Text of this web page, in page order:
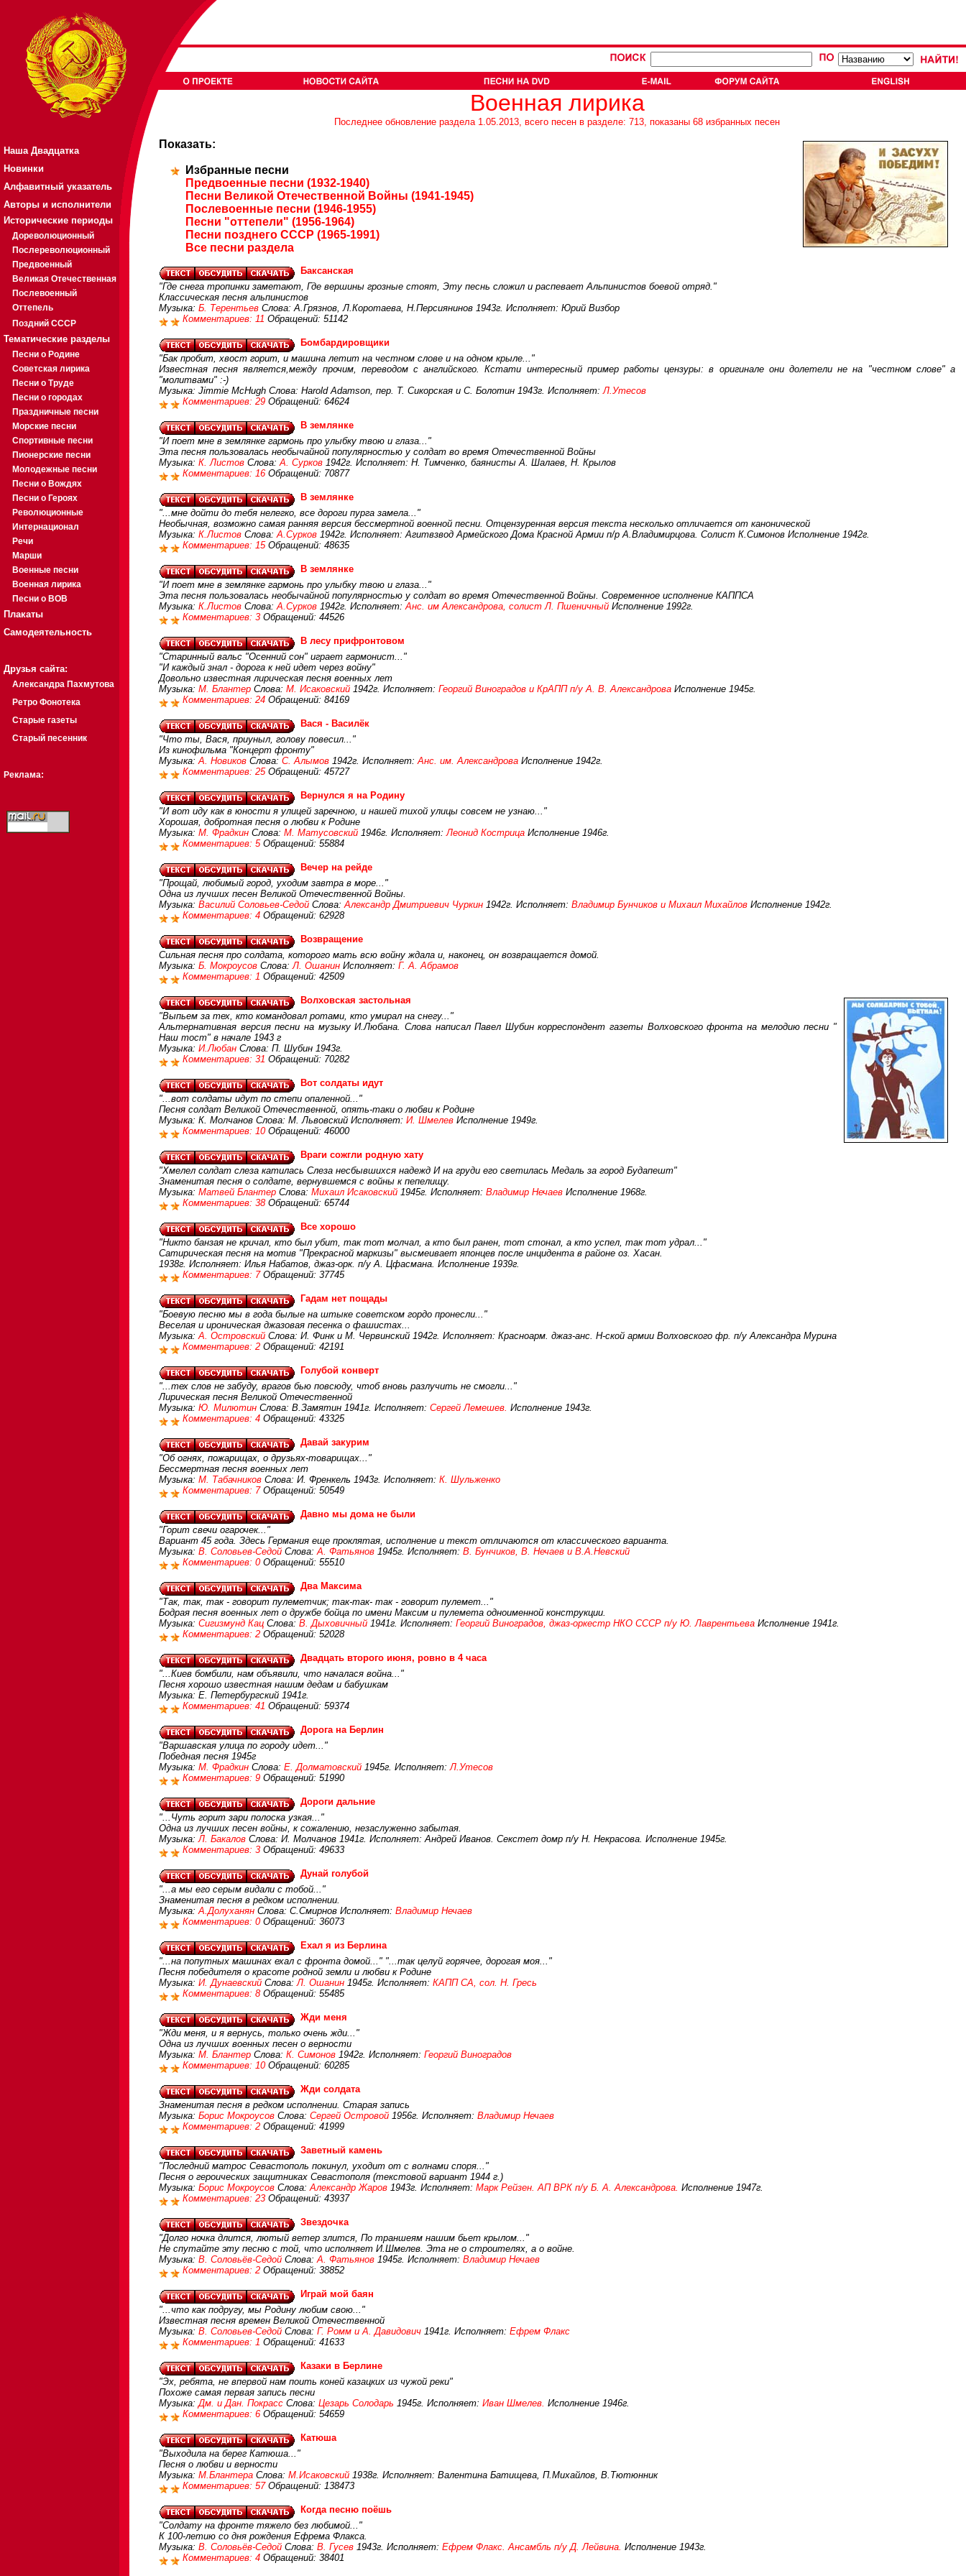
Наша Двадцатка
Новинки
Алфавитный указатель
Авторы и исполнители
Исторические периоды
Дореволюционный
Послереволюционный
Предвоенный
Великая Отечественная
Послевоенный
Оттепель
Поздний СССР
Тематические разделы
Песни о Родине
Советская лирика
Песни о Труде
Песни о городах
Праздничные песни
Морские песни
Спортивные песни
Пионерские песни
Молодежные песни
Песни о Вождях
Песни о Героях
Революционные
Интернационал
Речи
Марши
Военные песни
Военная лирика
Песни о ВОВ
Плакаты
Самодеятельность
Друзья сайта:
Александра Пахмутова
Ретро Фонотека
Старые газеты
Старый песенник
Реклама:
Военная лирика
Последнее обновление раздела 1.05.2013, всего песен в разделе: 713, показаны 68 избранных песен
Показать:
Избранные песни
Предвоенные песни (1932-1940)
Песни Великой Отечественной Войны (1941-1945)
Послевоенные песни (1946-1955)
Песни "оттепели" (1956-1964)
Песни позднего СССР (1965-1991)
Все песни раздела
Баксанская
"Где снега тропинки заметают, Где вершины грозные стоят, Эту песнь сложил и распевает Альпинистов боевой отряд."
Классическая песня альпинистов
Музыка: Б. Терентьев Слова: А.Грязнов, Л.Коротаева, Н.Персиянинов 1943г. Исполняет: Юрий Визбор
Комментариев: 11 Обращений: 51142
Бомбардировщики
"Бак пробит, хвост горит, и машина летит на честном слове и на одном крыле..."
Известная песня является,между прочим, переводом с английского. Кстати интересный пример работы цензуры: в оригинале они долетели не на "честном слове" а
"молитвами" :-)
Музыка: Jimmie McHugh Слова: Harold Adamson, пер. Т. Сикорская и С. Болотин 1943г. Исполняет:Л.Утесов
Комментариев: 29 Обращений: 64624
В землянке
"И поет мне в землянке гармонь про улыбку твою и глаза..."
Эта песня пользовалась необычайной популярностью у солдат во время Отечественной Войны
Музыка: К. Листов Слова:А. Сурков 1942г. Исполняет: Н. Тимченко, баянисты А. Шалаев, Н. Крылов
Комментариев: 16 Обращений: 70877
В землянке
"...мне дойти до тебя нелегко, все дороги пурга замела..."
Необычная, возможно самая ранняя версия бессмертной военной песни. Отцензуренная версия текста несколько отличается от канонической
Музыка: К.Листов Слова:А.Сурков 1942г. Исполняет: Агитвзвод Армейского Дома Красной Армии п/р А.Владимирцова. Солист К.Симонов Исполнение 1942г.
Комментариев: 15 Обращений: 48635
В землянке
"И поет мне в землянке гармонь про улыбку твою и глаза..."
Эта песня пользовалась необычайной популярностью у солдат во время Отечественной Войны. Современное исполнение КАППСА
Музыка: К.Листов Слова:А.Сурков 1942г. Исполняет:Анс. им Александрова, солист Л. Пшеничный Исполнение 1992г.
Комментариев: 3 Обращений: 44526
В лесу прифронтовом
"Старинный вальс "Осенний сон" играет гармонист..."
"И каждый знал - дорога к ней идет через войну"
Довольно известная лирическая песня военных лет
Музыка: М. Блантер Слова: М. Исаковский 1942г. Исполняет: Георгий Виноградов и КрАПП п/у А. В. Александрова Исполнение 1945г.
Комментариев: 24 Обращений: 84169
Вася - Василёк
"Что ты, Вася, приуныл, голову повесил..."
Из кинофильма "Концерт фронту"
Музыка:А. Новиков Слова: С. Алымов 1942г. Исполняет:Анс. им. Александрова Исполнение 1942г.
Комментариев: 25 Обращений: 45727
Вернулся я на Родину
"И вот иду как в юности я улицей заречною, и нашей тихой улицы совсем не узнаю..."
Хорошая, добротная песня о любви к Родине
Музыка: М. Фрадкин Слова: М. Матусовский 1946г. Исполняет:Леонид Кострица Исполнение 1946г.
Комментариев: 5 Обращений: 55884
Вечер на рейде
"Прощай, любимый город, уходим завтра в море..."
Одна из лучших песен Великой Отечественной Войны.
Музыка: Василий Соловьев-Седой Слова:Александр Дмитриевич Чуркин 1942г. Исполняет: Владимир Бунчиков и Михаил Михайлов Исполнение 1942г.
Комментариев: 4 Обращений: 62928
Возвращение
Сильная песня про солдата, которого мать всю войну ждала и, наконец, он возвращается домой.
Музыка: Б. Мокроусов Слова:Л. Ошанин Исполняет: Г. А. Абрамов
Комментариев: 1 Обращений: 42509
Волховская застольная
"Выпьем за тех, кто командовал ротами, кто умирал на снегу..."
Альтернативная версия песни на музыку И.Любана. Слова написал Павел Шубин корреспондент газеты Волховского фронта на мелодию песни "
Наш тост" в начале 1943 г
Музыка: И.Любан Слова: П. Шубин 1943г.
Комментариев: 31 Обращений: 70282
Вот солдаты идут
"...вот солдаты идут по степи опаленной..."
Песня солдат Великой Отечественной, опять-таки о любви к Родине
Музыка: К. Молчанов Слова: М. Львовский Исполняет: И. Шмелев Исполнение 1949г.
Комментариев: 10 Обращений: 46000
Враги сожгли родную хату
"Хмелел солдат слеза катилась Слеза несбывшихся надежд И на груди его светилась Медаль за город Будапешт"
Знаменитая песня о солдате, вернувшемся с войны к пепелищу.
Музыка: Матвей Блантер Слова: Михаил Исаковский 1945г. Исполняет: Владимир Нечаев Исполнение 1968г.
Комментариев: 38 Обращений: 65744
Все хорошо
"Никто банзая не кричал, кто был убит, так тот молчал, а кто был ранен, тот стонал, а кто успел, так тот удрал..."
Сатирическая песня на мотив "Прекрасной маркизы" высмеивает японцев после инцидента в районе оз. Хасан.
1938г. Исполняет: Илья Набатов, джаз-орк. п/у А. Цфасмана. Исполнение 1939г.
Комментариев: 7 Обращений: 37745
Гадам нет пощады
"Боевую песню мы в года былые на штыке советском гордо пронесли..."
Веселая и ироническая джазовая песенка о фашистах...
Музыка:А. Островский Слова: И. Финк и М. Червинский 1942г. Исполняет: Красноарм. джаз-анс. Н-ской армии Волховского фр. п/у Александра Мурина
Комментариев: 2 Обращений: 42191
Голубой конверт
"...тех слов не забуду, врагов бью повсюду, чтоб вновь разлучить не смогли..."
Лирическая песня Великой Отечественной
Музыка: Ю. Милютин Слова: В.Замятин 1941г. Исполняет: Сергей Лемешев. Исполнение 1943г.
Комментариев: 4 Обращений: 43325
Давай закурим
"Об огнях, пожарищах, о друзьях-товарищах..."
Бессмертная песня военных лет
Музыка: М. Табачников Слова: И. Френкель 1943г. Исполняет: К. Шульженко
Комментариев: 7 Обращений: 50549
Давно мы дома не были
"Горит свечи огарочек..."
Вариант 45 года. Здесь Германия еще проклятая, исполнение и текст отличаются от классического варианта.
Музыка: В. Соловьев-Седой Слова:А. Фатьянов 1945г. Исполняет: В. Бунчиков, В. Нечаев и В.А.Невский
Комментариев: 0 Обращений: 55510
Два Максима
"Так, так, так - говорит пулеметчик; так-так- так - говорит пулемет..."
Бодрая песня военных лет о дружбе бойца по имени Максим и пулемета одноименной конструкции.
Музыка: Сигизмунд Кац Слова: В. Дыховичный 1941г. Исполняет: Георгий Виноградов, джаз-оркестр НКО СССР п/у Ю. Лаврентьева Исполнение 1941г.
Комментариев: 2 Обращений: 52028
Двадцать второго июня, ровно в 4 часа
"...Киев бомбили, нам объявили, что началася война..."
Песня хорошо известная нашим дедам и бабушкам
Музыка: Е. Петербургский 1941г.
Комментариев: 41 Обращений: 59374
Дорога на Берлин
"Варшавская улица по городу идет..."
Победная песня 1945г
Музыка: М. Фрадкин Слова: Е. Долматовский 1945г. Исполняет:Л.Утесов
Комментариев: 9 Обращений: 51990
Дороги дальние
"...Чуть горит зари полоска узкая..."
Одна из лучших песен войны, к сожалению, незаслуженно забытая.
Музыка:Л. Бакалов Слова: И. Молчанов 1941г. Исполняет: Андрей Иванов. Секстет домр п/у Н. Некрасова. Исполнение 1945г.
Комментариев: 3 Обращений: 49633
Дунай голубой
"...а мы его серым видали с тобой..."
Знаменитая песня в редком исполнении.
Музыка:А.Долуханян Слова: С.Смирнов Исполняет: Владимир Нечаев
Комментариев: 0 Обращений: 36073
Ехал я из Берлина
"...на попутных машинах ехал с фронта домой..." "...так целуй горячее, дорогая моя..."
Песня победителя о красоте родной земли и любви к Родине
Музыка: И. Дунаевский Слова:Л. Ошанин 1945г. Исполняет: КАПП СА, сол. Н. Гресь
Комментариев: 8 Обращений: 55485
Жди меня
"Жди меня, и я вернусь, только очень жди..."
Одна из лучших военных песен о верности
Музыка: М. Блантер Слова: К. Симонов 1942г. Исполняет: Георгий Виноградов
Комментариев: 10 Обращений: 60285
Жди солдата
Знаменитая песня в редком исполнении. Старая запись
Музыка: Борис Мокроусов Слова: Сергей Островой 1956г. Исполняет: Владимир Нечаев
Комментариев: 2 Обращений: 41999
Заветный камень
"Последний матрос Севастополь покинул, уходит от с волнами споря..."
Песня о героических защитниках Севастополя (текстовой вариант 1944 г.)
Музыка: Борис Мокроусов Слова:Александр Жаров 1943г. Исполняет: Марк Рейзен. АП ВРК п/у Б. А. Александрова. Исполнение 1947г.
Комментариев: 23 Обращений: 43937
Звездочка
"Долго ночка длится, лютый ветер злится, По траншеям нашим бьет крылом..."
Не спутайте эту песню с той, что исполняет И.Шмелев. Эта не о строителях, а о войне.
Музыка: В. Соловьёв-Седой Слова:А. Фатьянов 1945г. Исполняет: Владимир Нечаев
Комментариев: 2 Обращений: 38852
Играй мой баян
"...что как подругу, мы Родину любим свою..."
Известная песня времен Великой Отечественной
Музыка: В. Соловьев-Седой Слова: Г. Ромм и А. Давидович 1941г. Исполняет: Ефрем Флакс
Комментариев: 1 Обращений: 41633
Казаки в Берлине
"Эх, ребята, не впервой нам поить коней казацких из чужой реки"
Похоже самая первая запись песни
Музыка:Дм. и Дан. Покрасс Слова: Цезарь Солодарь 1945г. Исполняет: Иван Шмелев. Исполнение 1946г.
Комментариев: 6 Обращений: 54659
Катюша
"Выходила на берег Катюша..."
Песня о любви и верности
Музыка: М.Блантера Слова: М.Исаковский 1938г. Исполняет: Валентина Батищева, П.Михайлов, В.Тютюнник
Комментариев: 57 Обращений: 138473
Когда песню поёшь
"Солдату на фронте тяжело без любимой..."
К 100-летию со дня рождения Ефрема Флакса.
Музыка: В. Соловьёв-Седой Слова: В. Гусев 1943г. Исполняет: Ефрем Флакс. Ансамбль п/у Д. Лейвина. Исполнение 1943г.
Комментариев: 4 Обращений: 38401